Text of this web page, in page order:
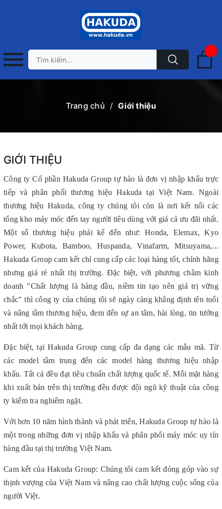
Trang chủ / Giới thiệu
GIỚI THIỆU
Công ty Cổ phần Hakuda Group tự hào là đơn vị nhập khẩu trực
tiếp và phân phối thương hiệu Hakuda tại Việt Nam. Ngoài
thương hiệu Hakuda, công ty chúng tôi còn là nơi kết nối các
tổng kho máy móc đến tay người tiêu dùng với giá cả ưu đãi nhất.
Một số thương hiệu phải kể đến như: Honda, Elemax, Kyo
Power, Kubota, Bamboo, Huspanda, Vinafarm, Mitsuyama,...
Hakuda Group cam kết chỉ cung cấp các loại hàng tốt, chính hãng
nhưng giá rẻ nhất thị trường. Đặc biệt, với phương châm kinh
doanh "Chất lượng là hàng đầu, niềm tin tạo nên giá trị vững
chắc" thì công ty của chúng tôi sẽ ngày càng khẳng định tên tuổi
và nâng tầm thương hiệu, đem đến sự an tâm, hài lòng, tin tưởng
nhất tới mọi khách hàng.
Đặc biệt, tại Hakuda Group cung cấp đa dạng các mẫu mã. Từ
các model tầm trung đến các model hàng thương hiệu nhập
khẩu. Tất cả đều đạt tiêu chuẩn chất lượng quốc tế. Mỗi mặt hàng
khi xuất bán trên thị trường đều được đội ngũ kỹ thuật của công
ty kiểm tra nghiêm ngặt.
Với hơn 10 năm hình thành và phát triển, Hakuda Group tự hào là
một trong những đơn vị nhập khẩu và phân phối máy móc uy tín
hàng đầu tại thị trường Việt Nam.
Cam kết của Hakuda Group: Chúng tôi cam kết đóng góp vào sự
thịnh vượng của Việt Nam và nâng cao chất lượng cuộc sống của
người Việt.